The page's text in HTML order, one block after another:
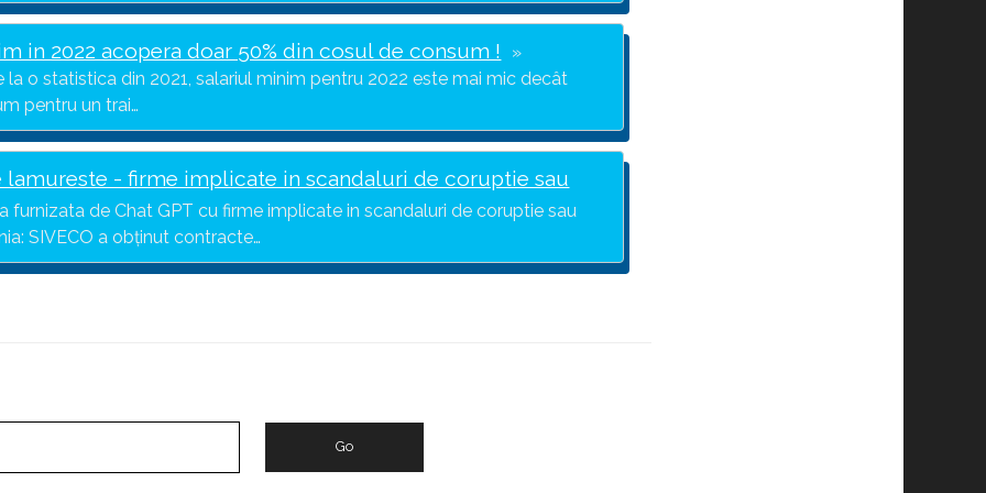
in 2022 acopera doar 50% din cosul de consum !
la o statistica din 2021, salariul minim pentru 2022 este mai mic decât
pentru un trai…
lamureste - firme implicate in scandaluri de coruptie sau
furnizata de Chat GPT cu firme implicate in scandaluri de coruptie sau
SIVECO a obținut contracte…